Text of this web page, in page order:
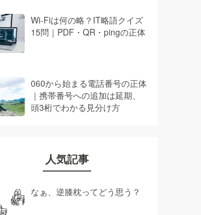
Wi-Fiは何の略？IT略語クイズ
15問｜PDF・QR・pingの正体
060から始まる電話番号の正体
｜携帯番号への追加は延期、
頭3桁でわかる見分け方
人気記事
なぁ、逆膝枕ってどう思う？